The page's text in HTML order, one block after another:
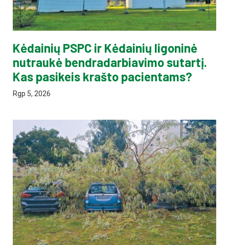
Kėdainių PSPC ir Kėdainių ligoninė
nutraukė bendradarbiavimo sutartį.
Kas pasikeis krašto pacientams?
Rgp 5, 2026